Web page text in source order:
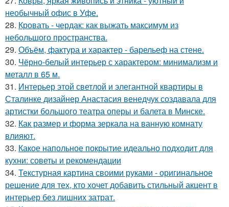
необычный офис в Уфе.
28. Кровать - чердак: как выжать максимум из
небольшого пространства.
29. Объём, фактура и характер - барельеф на стене.
30. Чёрно-белый интерьер с характером: минимализм и
металл в 65 м.
31. Интерьер этой светлой и элегантной квартиры в
Сталинке дизайнер Анастасия венедчук создавала для
артистки большого театра оперы и балета в Минске.
32. Как размер и форма зеркала на ванную комнату
влияют.
33. Какое напольное покрытие идеально подходит для
кухни: советы и рекомендации
34. Текстурная картина своими руками - оригинальное
решение для тех, кто хочет добавить стильный акцент в
интерьер без лишних затрат.